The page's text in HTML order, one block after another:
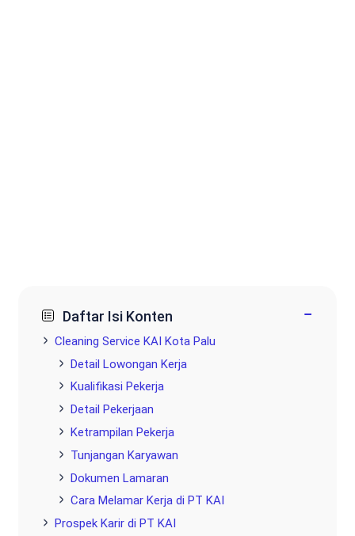
Daftar Isi Konten −
Cleaning Service KAI Kota Palu
Detail Lowongan Kerja
Kualifikasi Pekerja
Detail Pekerjaan
Ketrampilan Pekerja
Tunjangan Karyawan
Dokumen Lamaran
Cara Melamar Kerja di PT KAI
Prospek Karir di PT KAI